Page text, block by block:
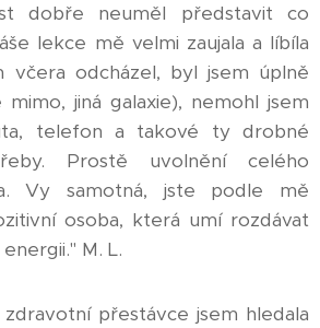
dobře neuměl představit co
lekce mě velmi zaujala a líbíla
včera odcházel, byl jsem úplně
jiná galaxie), nemohl jsem
telefon a takové ty drobné
Prostě uvolnění celého
Vy samotná, jste podle mě
osoba, která umí rozdávat
M. L.
přestávce jsem hledala